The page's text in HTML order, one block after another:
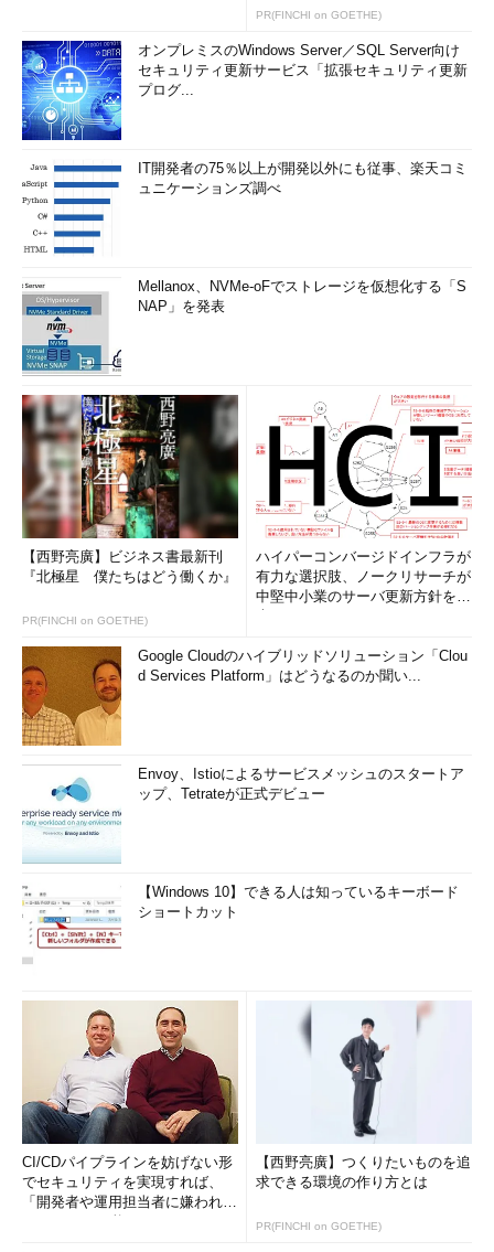
PR(FINCHI on GOETHE)
オンプレミスのWindows Server／SQL Server向け
セキュリティ更新サービス「拡張セキュリティ更新
プログ...
IT開発者の75％以上が開発以外にも従事、楽天コミ
ュニケーションズ調べ
Mellanox、NVMe-oFでストレージを仮想化する「S
NAP」を発表
【西野亮廣】ビジネス書最新刊
『北極星 僕たちはどう働くか』
PR(FINCHI on GOETHE)
ハイパーコンバージドインフラが
有力な選択肢、ノークリサーチが
中堅中小業のサーバ更新方針を調
Google Cloudのハイブリッドソリューション「Clou
d Services Platform」はどうなるのか聞い...
Envoy、Istioによるサービスメッシュのスタートア
ップ、Tetrateが正式デビュー
【Windows 10】できる人は知っているキーボード
ショートカット
CI/CDパイプラインを妨げない形
でセキュリティを実現すれば、
「開発者や運用担当者に嫌われな
【西野亮廣】つくりたいものを追
求できる環境の作り方とは
PR(FINCHI on GOETHE)